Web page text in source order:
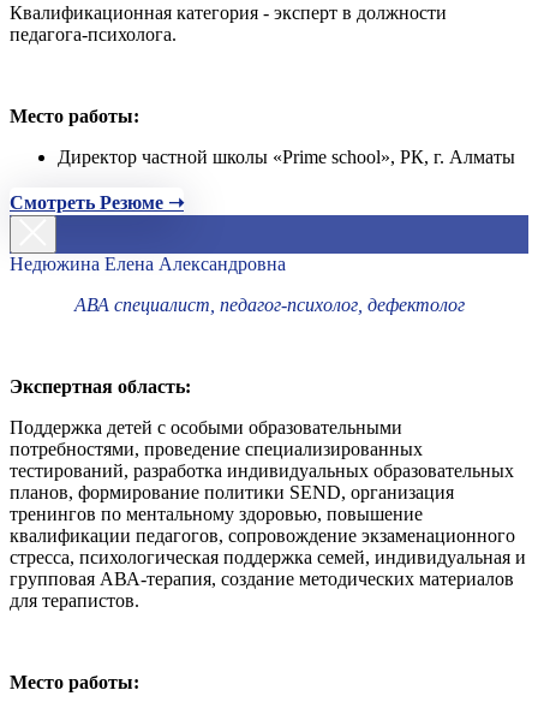
Квалификационная категория - эксперт в должности
педагога-психолога.
Место работы:
Директор частной школы «Prime school», РК, г. Алматы
Смотреть Резюме ➝
Недюжина Елена Александровна
АВА специалист, педагог-психолог, дефектолог
Экспертная область:
Поддержка детей с особыми образовательными
потребностями, проведение специализированных
тестирований, разработка индивидуальных образовательных
планов, формирование политики SEND, организация
тренингов по ментальному здоровью, повышение
квалификации педагогов, сопровождение экзаменационного
стресса, психологическая поддержка семей, индивидуальная и
групповая АВА-терапия, создание методических материалов
для терапистов.
Место работы: